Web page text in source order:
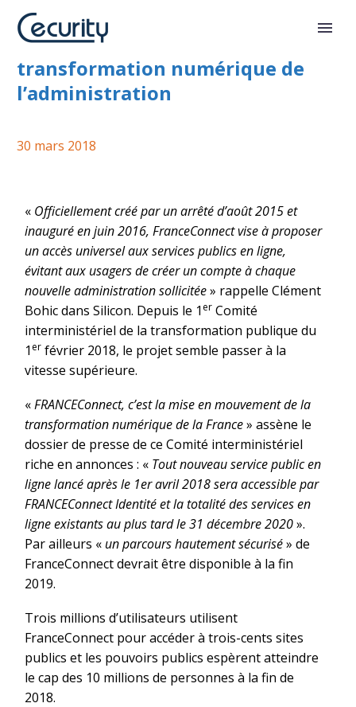
FranceConnect et la
transformation numérique de
l’administration
30 mars 2018
« Officiellement créé par un arrêté d’août 2015 et
inauguré en juin 2016, FranceConnect vise à proposer
un accès universel aux services publics en ligne,
évitant aux usagers de créer un compte à chaque
nouvelle administration sollicitée» rappelle Clément
Bohic dans Silicon. Depuis le 1 er Comité
interministériel de la transformation publique du
1 er février 2018, le projet semble passer à la
vitesse supérieure.
«FRANCEConnect, c’est la mise en mouvement de la
transformation numérique de la France» assène le
dossier de presse de ce Comité interministériel
riche en annonces : « Tout nouveau service public en
ligne lancé après le 1er avril 2018 sera accessible par
FRANCEConnect Identité et la totalité des services en
ligne existants au plus tard le 31 décembre 2020».
Par ailleurs « un parcours hautement sécurisé» de
FranceConnect devrait être disponible à la fin
2019.
Trois millions d’utilisateurs utilisent
FranceConnect pour accéder à trois-cents sites
publics et les pouvoirs publics espèrent atteindre
le cap des 10 millions de personnes à la fin de
2018.